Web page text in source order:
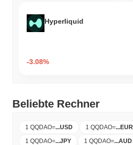
Hyperliquid
-3.08%
Beliebte Rechner
1 QQDAO=...USD 1 QQDAO=...EUR
1 QQDAO=...JPY 1 QQDAO=...AUD